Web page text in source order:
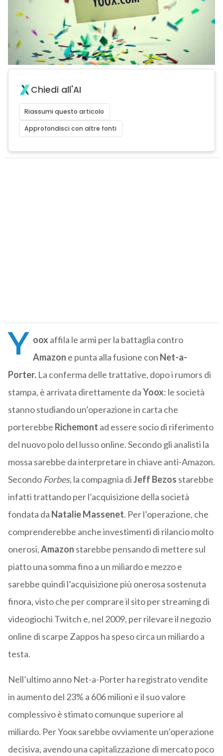
Chiedi all'AI
Riassumi questo articolo
Approfondisci con altre fonti
Y ooxaffila le armi per la battaglia contro
Amazon e punta alla fusione con Net-a-
Porter.La conferma delle trattative, dopo i rumors di
stampa, è arrivata direttamente daYoox: le società
stanno studiando un’operazione in carta che
porterebbe Richemont ad essere socio di riferimento
del nuovo polo del lusso online. Secondo gli analisti la
mossa sarebbe da interpretare in chiave anti-Amazon.
SecondoForbes, la compagnia diJeff Bezos starebbe
infatti trattando per l’acquisizione della società
fondata da Natalie Massenet. Per l’operazione, che
comprenderebbe anche investimenti di rilancio molto
onerosi,Amazon starebbe pensando di mettere sul
piatto una somma fino a un miliardo e mezzo e
sarebbe quindi l’acquisizione più onerosa sostenuta
finora, visto che per comprare il sito per streaming di
videogiochi Twitch e, nel 2009, per rilevare il negozio
online di scarpe Zappos ha speso circa un miliardo a
testa.
Nell’ultimo anno Net-a-Porter ha registrato vendite
in aumento del 23% a 606 milioni e il suo valore
complessivo è stimato comunque superiore al
miliardo. Per Yoox sarebbe ovviamente un’operazione
decisiva, avendo una capitalizzazione di mercato poco